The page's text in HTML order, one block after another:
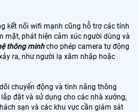
kết nối wifi mạnh cũng hỗ trợ các tính
mặt, phát hiện cảm xúc người dùng và
thông minhcho phép camera tự động
ra, như người lạ xâm nhập hoặc
chuyển động và tính năng thông
đặt và sử dụng cho các nhà xưởng,
sạn và các khu vực cần giám sát